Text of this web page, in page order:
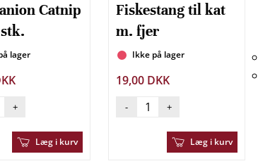
Catnip
lager
+
Læg i kurv
Fiskestang til kat
m. fjer
Ikke på lager
19,00 DKK
- +
Læg i kurv